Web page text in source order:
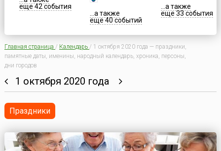
еще 42 события
...а также
еще 40 событий
...а также
еще 33 события
Главная страница / Календарь / 1 октября 2020 года — праздники,
памятные даты, именины, народный календарь, хроника, персоны,
дни городов
1 октября 2020 года
Праздники